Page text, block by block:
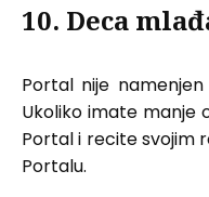
10. Deca
Portal nije
Ukoliko imate manje
Portal i recite svojim
Portalu.